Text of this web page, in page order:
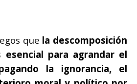
que la descomposición
esencial para agrandar el
la ignorancia, el